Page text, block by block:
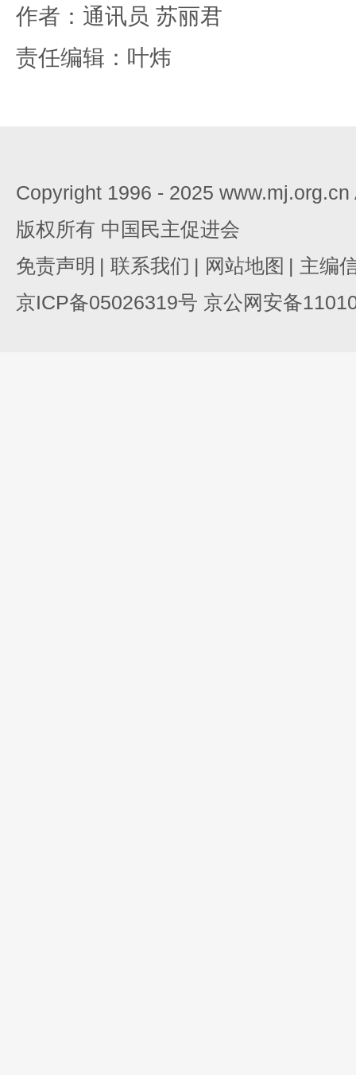
作者：通讯员 苏丽君
责任编辑：叶炜
Copyright 1996 - 2025
版权所有 中国民主促进会
免责声明 | 联系我们 | 网站地图 | 主编
京ICP备05026319号 京公网安备